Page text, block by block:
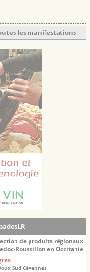
les manifestations
de produits régionaux
Roussillon en Occitanie
Sud Cévennes